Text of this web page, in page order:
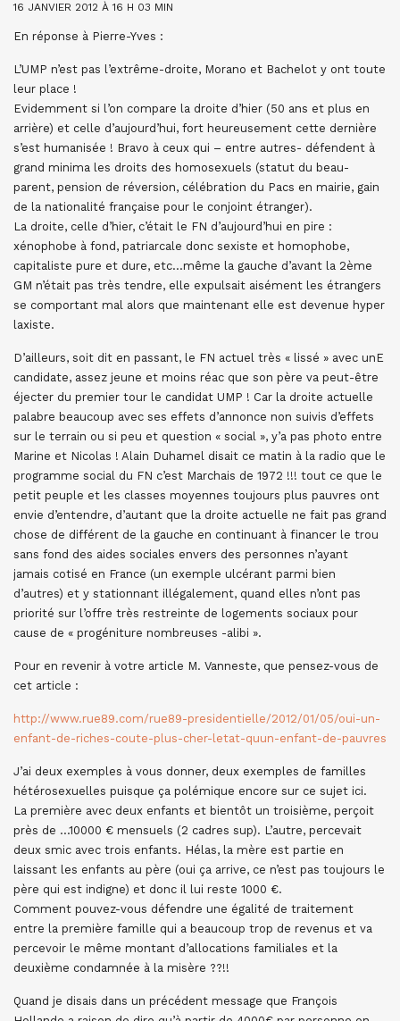
16 JANVIER 2012 À 16 H 03 MIN
En réponse à Pierre-Yves :
L’UMP n’est pas l’extrême-droite, Morano et Bachelot y ont toute
leur place !
Evidemment si l’on compare la droite d’hier (50 ans et plus en
arrière) et celle d’aujourd’hui, fort heureusement cette dernière
s’est humanisée ! Bravo à ceux qui – entre autres- défendent à
grand minima les droits des homosexuels (statut du beau-
parent, pension de réversion, célébration du Pacs en mairie, gain
de la nationalité française pour le conjoint étranger).
La droite, celle d’hier, c’était le FN d’aujourd’hui en pire :
xénophobe à fond, patriarcale donc sexiste et homophobe,
capitaliste pure et dure, etc…même la gauche d’avant la 2ème
GM n’était pas très tendre, elle expulsait aisément les étrangers
se comportant mal alors que maintenant elle est devenue hyper
laxiste.
D’ailleurs, soit dit en passant, le FN actuel très « lissé » avec unE
candidate, assez jeune et moins réac que son père va peut-être
éjecter du premier tour le candidat UMP ! Car la droite actuelle
palabre beaucoup avec ses effets d’annonce non suivis d’effets
sur le terrain ou si peu et question « social », y’a pas photo entre
Marine et Nicolas ! Alain Duhamel disait ce matin à la radio que le
programme social du FN c’est Marchais de 1972 !!! tout ce que le
petit peuple et les classes moyennes toujours plus pauvres ont
envie d’entendre, d’autant que la droite actuelle ne fait pas grand
chose de différent de la gauche en continuant à financer le trou
sans fond des aides sociales envers des personnes n’ayant
jamais cotisé en France (un exemple ulcérant parmi bien
d’autres) et y stationnant illégalement, quand elles n’ont pas
priorité sur l’offre très restreinte de logements sociaux pour
cause de « progéniture nombreuses -alibi ».
Pour en revenir à votre article M. Vanneste, que pensez-vous de
cet article :
http://www.rue89.com/rue89-presidentielle/2012/01/05/oui-un-
enfant-de-riches-coute-plus-cher-letat-quun-enfant-de-pauvres
J’ai deux exemples à vous donner, deux exemples de familles
hétérosexuelles puisque ça polémique encore sur ce sujet ici.
La première avec deux enfants et bientôt un troisième, perçoit
près de …10000 € mensuels (2 cadres sup). L’autre, percevait
deux smic avec trois enfants. Hélas, la mère est partie en
laissant les enfants au père (oui ça arrive, ce n’est pas toujours le
père qui est indigne) et donc il lui reste 1000 €.
Comment pouvez-vous défendre une égalité de traitement
entre la première famille qui a beaucoup trop de revenus et va
percevoir le même montant d’allocations familiales et la
deuxième condamnée à la misère ??!!
Quand je disais dans un précédent message que François